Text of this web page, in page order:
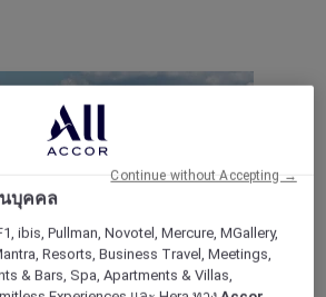
นิส
บุคคล
ibis, Pullman, Novotel, Mercure, MGallery,
Resorts, Business Travel, Meetings,
& Bars, Spa, Apartments & Villas,
Continue without Accepting →